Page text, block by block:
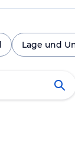
Lage und